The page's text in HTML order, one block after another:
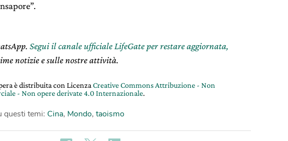
Segui il canale ufficiale LifeGate per restare aggiornata,
notizie e sulle nostre attività.
è distribuita con Licenza Creative Commons Attribuzione - Non
- Non opere derivate 4.0 Internazionale.
questi temi: Cina, Mondo, taoismo